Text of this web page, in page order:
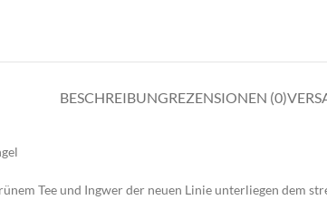
BESCHREIBUNGREZENSIONEN (0)
Tee und Ingwer der neuen Linie unterliegen dem